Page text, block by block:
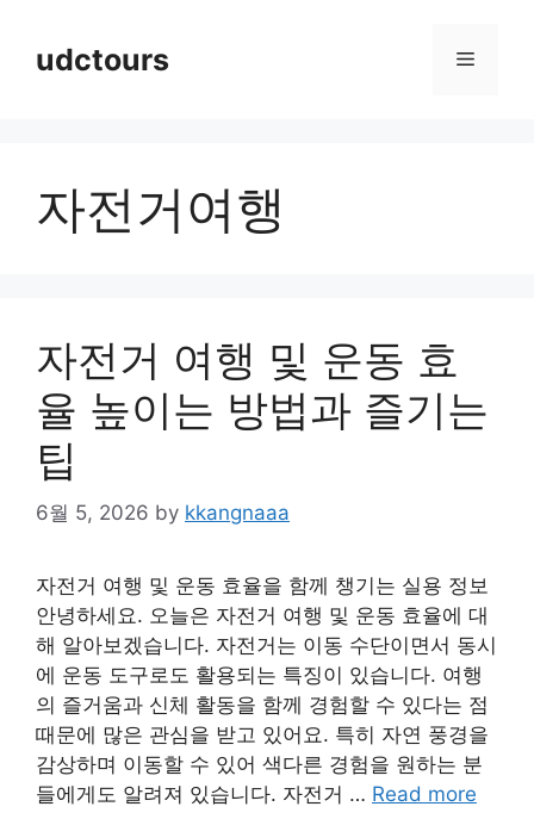
contentudctours Menu
자전거여행
자전거 여행 및 운동 효
율 높이는 방법과 즐기는
팁
6월 5, 2026 by kkangnaaa
자전거 여행 및 운동 효율을 함께 챙기는 실용 정보
안녕하세요. 오늘은 자전거 여행 및 운동 효율에 대
해 알아보겠습니다. 자전거는 이동 수단이면서 동시
에 운동 도구로도 활용되는 특징이 있습니다. 여행
의 즐거움과 신체 활동을 함께 경험할 수 있다는 점
때문에 많은 관심을 받고 있어요. 특히 자연 풍경을
감상하며 이동할 수 있어 색다른 경험을 원하는 분
들에게도 알려져 있습니다. 자전거 … Read more